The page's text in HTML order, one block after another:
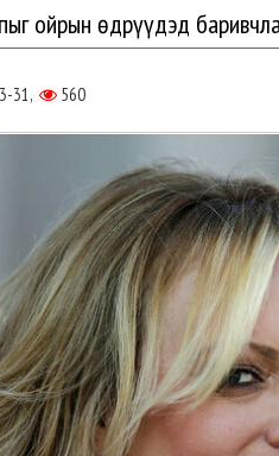
ойрын өдрүүдэд
31, 560